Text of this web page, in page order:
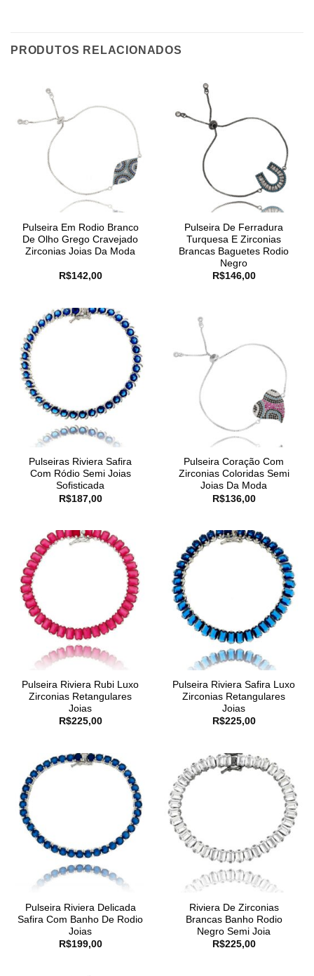
PRODUTOS RELACIONADOS
Pulseira Em Rodio Branco
De Olho Grego Cravejado
Zirconias Joias Da Moda
R$142,00
Pulseira De Ferradura
Turquesa E Zirconias
Brancas Baguetes Rodio
Negro
R$146,00
Pulseiras Riviera Safira
Com Ródio Semi Joias
Sofisticada
R$187,00
Pulseira Coração Com
Zirconias Coloridas Semi
Joias Da Moda
R$136,00
Pulseira Riviera Rubi Luxo
Zirconias Retangulares
Joias
R$225,00
Pulseira Riviera Safira Luxo
Zirconias Retangulares
Joias
R$225,00
Pulseira Riviera Delicada
Safira Com Banho De Rodio
Joias
R$199,00
Riviera De Zirconias
Brancas Banho Rodio
Negro Semi Joia
R$225,00